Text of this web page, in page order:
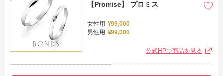
【Promise】 プロミス
女性用 ¥99,000
男性用 ¥99,000
公式HPで商品を見る